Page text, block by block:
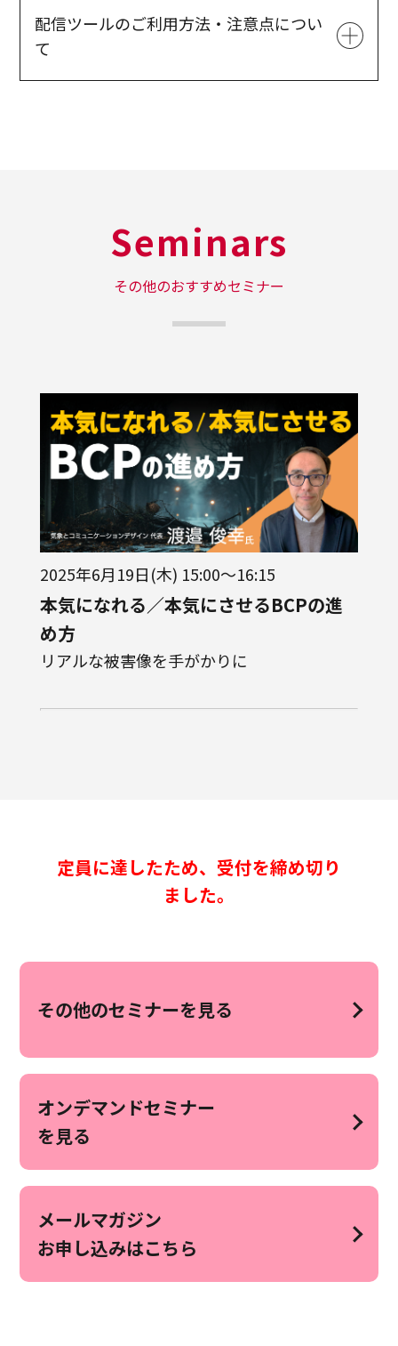
配信ツールのご利用方法・注意点につい
て
※お申し込みはセミナー開始までに必ずお願い
※「J-Stream Equipmedia」の利用について
は、各利用者さまの責任によるものとし、リン
Seminars
その他のおすすめセミナー
2025年6月19日(木) 15:00～16:15
本気になれる／本気にさせるBCPの進
め方
リアルな被害像を手がかりに
定員に達したため、受付を締め切り
ました。
その他のセミナーを見る
オンデマンドセミナー
を見る
メールマガジン
お申し込みはこちら